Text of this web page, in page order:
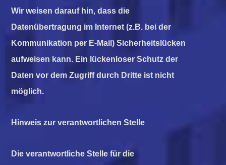
Wir weisen darauf hin, dass die
Datenübertragung im Internet (z.B. bei der
Kommunikation per E-Mail) Sicherheitslücken
aufweisen kann. Ein lückenloser Schutz der
Daten vor dem Zugriff durch Dritte ist nicht
möglich.
Hinweis zur verantwortlichen Stelle
Die verantwortliche Stelle für die